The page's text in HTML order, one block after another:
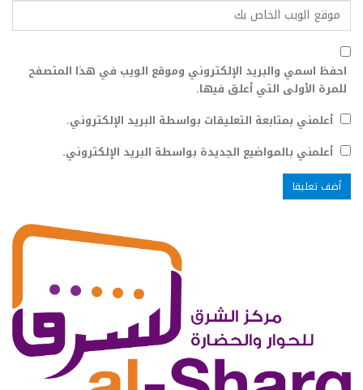
احفظ اسمي والبريد الإلكتروني وموقع الويب في هذا المتصفح
للمرة الأولى التي أعلق فيها.
أعلمني بمتابعة التعليقات بواسطة البريد الإلكتروني.
أعلمني بالمواضيع الجديدة بواسطة البريد الإلكتروني.